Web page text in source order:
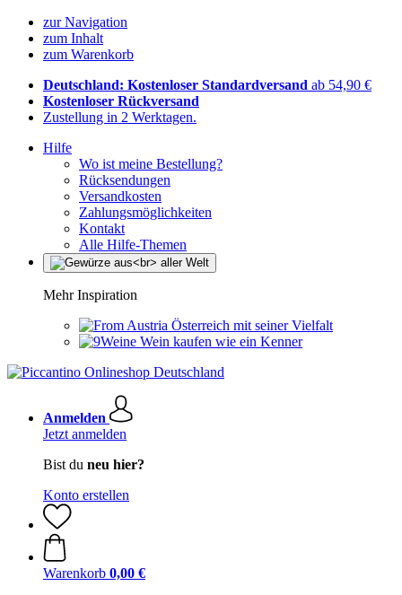
zur Navigation
zum Inhalt
zum Warenkorb
Deutschland: Kostenloser Standardversand ab 54,90 €
Kostenloser Rückversand
Zustellung in 2 Werktagen.
Hilfe
Wo ist meine Bestellung?
Rücksendungen
Versandkosten
Zahlungsmöglichkeiten
Kontakt
Alle Hilfe-Themen
Mehr Inspiration
Österreich mit seiner Vielfalt
Wein kaufen wie ein Kenner
Anmelden
Jetzt anmelden
Bist du neu hier?
Konto erstellen
Warenkorb 0,00 €